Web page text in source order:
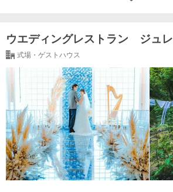
ウエディングレストラン ジュレ
式場・ゲストハウス